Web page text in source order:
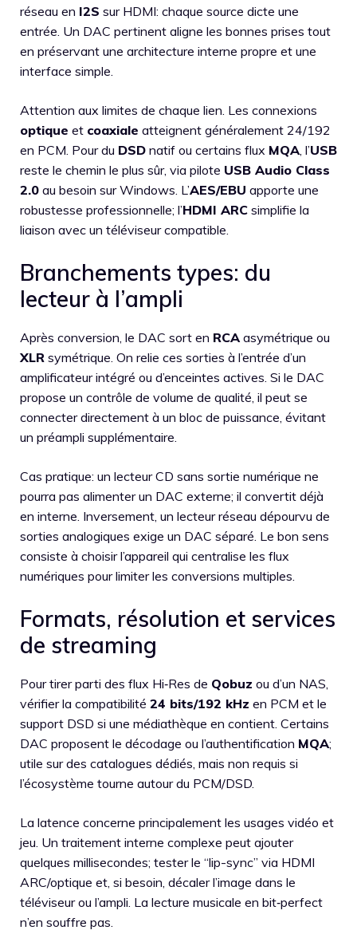
réseau en I2S sur HDMI: chaque source dicte une
entrée. Un DAC pertinent aligne les bonnes prises tout
en préservant une architecture interne propre et une
interface simple.
Attention aux limites de chaque lien. Les connexions
optique et coaxiale atteignent généralement 24/192
en PCM. Pour du DSD natif ou certains flux MQA, l’USB
reste le chemin le plus sûr, via pilote USB Audio Class
2.0 au besoin sur Windows. L’AES/EBU apporte une
robustesse professionnelle; l’HDMI ARC simplifie la
liaison avec un téléviseur compatible.
Branchements types: du
lecteur à l’ampli
Après conversion, le DAC sort en RCA asymétrique ou
XLR symétrique. On relie ces sorties à l’entrée d’un
amplificateur intégré ou d’enceintes actives. Si le DAC
propose un contrôle de volume de qualité, il peut se
connecter directement à un bloc de puissance, évitant
un préampli supplémentaire.
Cas pratique: un lecteur CD sans sortie numérique ne
pourra pas alimenter un DAC externe; il convertit déjà
en interne. Inversement, un lecteur réseau dépourvu de
sorties analogiques exige un DAC séparé. Le bon sens
consiste à choisir l’appareil qui centralise les flux
numériques pour limiter les conversions multiples.
Formats, résolution et services
de streaming
Pour tirer parti des flux Hi‑Res de Qobuz ou d’un NAS,
vérifier la compatibilité 24 bits/192 kHz en PCM et le
support DSD si une médiathèque en contient. Certains
DAC proposent le décodage ou l’authentification MQA;
utile sur des catalogues dédiés, mais non requis si
l’écosystème tourne autour du PCM/DSD.
La latence concerne principalement les usages vidéo et
jeu. Un traitement interne complexe peut ajouter
quelques millisecondes; tester le “lip-sync” via HDMI
ARC/optique et, si besoin, décaler l’image dans le
téléviseur ou l’ampli. La lecture musicale en bit‑perfect
n’en souffre pas.